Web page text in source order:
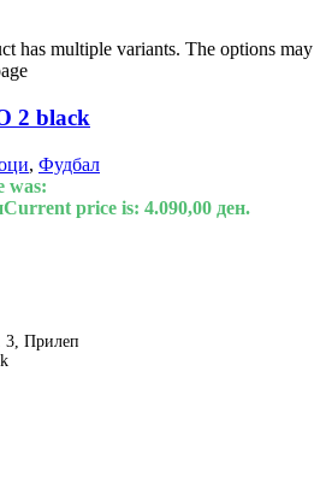
has multiple variants. The options may
2 black
, Фудбал
was:
Current price is: 4.090,00 ден.
3, Прилеп